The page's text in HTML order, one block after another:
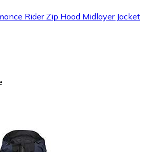
Rider Zip Hood Midlayer Jacket